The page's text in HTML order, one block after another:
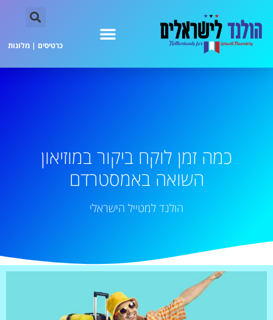
כרטיסים | מלונות
כמה זמן לוקח ביקור במוזיאון
השואה באמסטרדם
הולנד למטייל הישראלי